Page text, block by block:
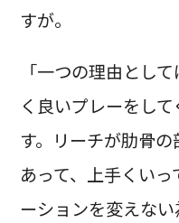
すが。
「一つの理由とし
く良いプレーをし
す。リーチが肋骨
あって、上手くい
ーションを変えな